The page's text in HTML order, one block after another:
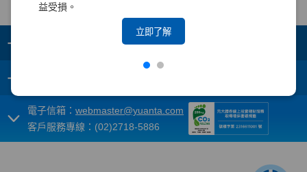
益受損。
立即了解
+
+
電子信箱： webmaster@yuanta.com
客戶服務專線：(02)2718-5886